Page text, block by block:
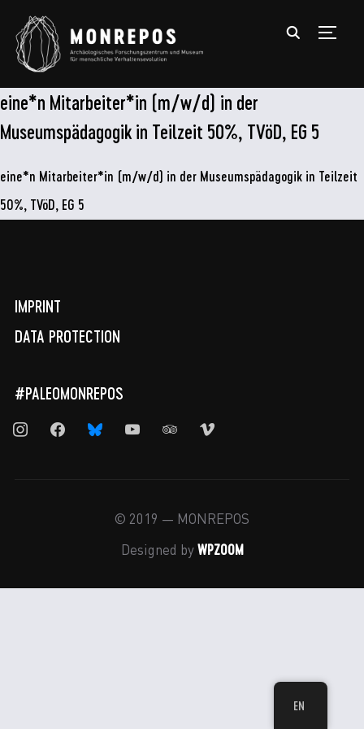
eine*n Mitarbeiter*in (m/w/d) in der
Museumspädagogik in Teilzeit 50%, TVöD, EG 5
eine*n Mitarbeiter*in (m/w/d) in der Museumspädagogik in Teilzeit
50%, TVöD, EG 5
IMPRINT
DATA PROTECTION
#PALEOMONREPOS
instagramfacebookbluesky youtube tripadvisor
vimeo
© 2019 — MONREPOS
Designed by WPZOOM
EN